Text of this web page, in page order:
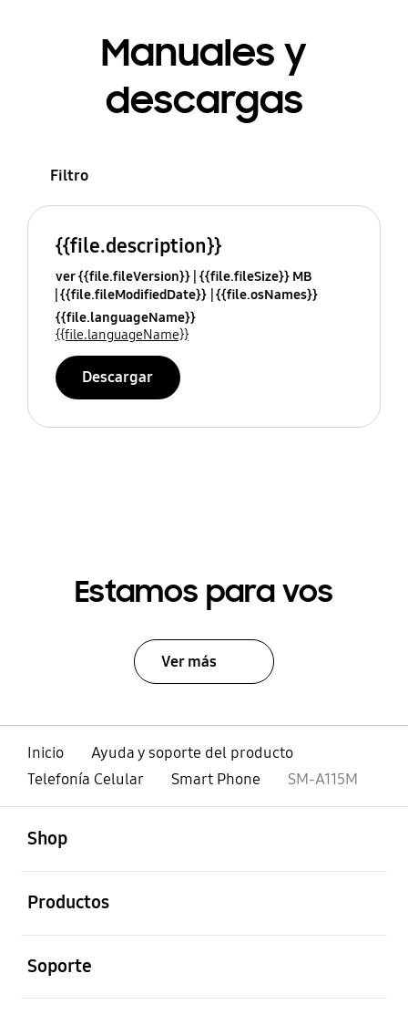
Manuales y
descargas
Filtro
{{file.description}}
ver {{file.fileVersion}} {{file.fileSize}} MB
{{file.fileModifiedDate}} {{file.osNames}}
{{file.languageName}}
{{file.languageName}}
Descargar
Estamos para vos
Ver más
Inicio
Ayuda y soporte del producto
Telefonía Celular
Smart Phone SM-A115M
Shop
Productos
Soporte